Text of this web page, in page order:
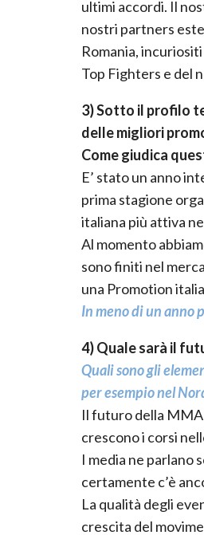
ultimi accordi. Il
nostri partners
Romania,
Top Fighters e del
3) Sotto il profilo
delle migliori
Come giudica
E’ stato un anno
prima stagione
italiana più attiva
Al momento
sono finiti nel
una Promotion
In meno di un anno
4) Quale sarà il
Quali sono gli
per esempio nel
Il futuro della MMA
crescono i corsi
I media ne parlano
certamente c’è
La qualità degli
crescita del